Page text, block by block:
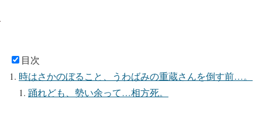
目次
時はさかのぼること、うわばみの重蔵さんを倒す前…。
踊れども、勢い余って…相方死。